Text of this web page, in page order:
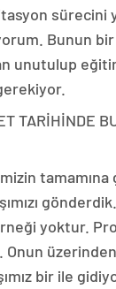
sürecini
Bunun
unutulup
TARİHİNDE
yoktur.
Onun
bir ile